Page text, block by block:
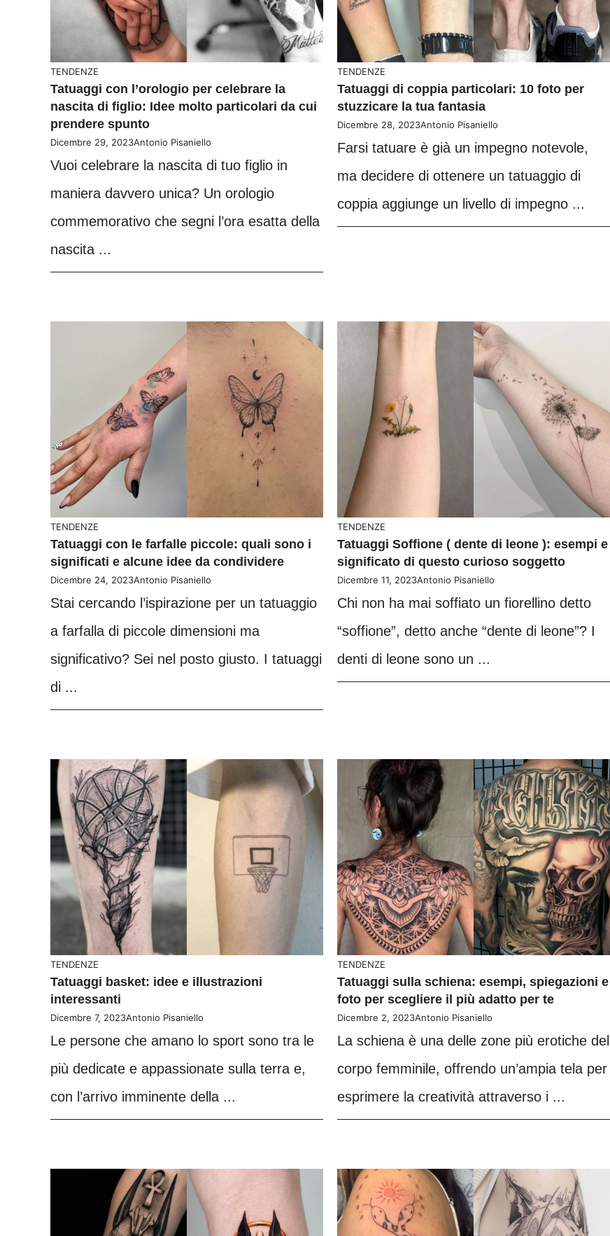
TENDENZE
Tatuaggi con l’orologio per celebrare la
nascita di figlio: Idee molto particolari da cui
prendere spunto
Dicembre 29, 2023Antonio Pisaniello
Vuoi celebrare la nascita di tuo figlio in
maniera davvero unica? Un orologio
commemorativo che segni l’ora esatta della
nascita ...
TENDENZE
Tatuaggi di coppia particolari: 10 foto per
stuzzicare la tua fantasia
Dicembre 28, 2023Antonio Pisaniello
Farsi tatuare è già un impegno notevole,
ma decidere di ottenere un tatuaggio di
coppia aggiunge un livello di impegno ...
TENDENZE
Tatuaggi con le farfalle piccole: quali sono i
significati e alcune idee da condividere
Dicembre 24, 2023Antonio Pisaniello
Stai cercando l’ispirazione per un tatuaggio
a farfalla di piccole dimensioni ma
significativo? Sei nel posto giusto. I tatuaggi
di ...
TENDENZE
Tatuaggi Soffione ( dente di leone ): esempi e
significato di questo curioso soggetto
Dicembre 11, 2023Antonio Pisaniello
Chi non ha mai soffiato un fiorellino detto
“soffione”, detto anche “dente di leone”? I
denti di leone sono un ...
TENDENZE
Tatuaggi basket: idee e illustrazioni
interessanti
Dicembre 7, 2023Antonio Pisaniello
Le persone che amano lo sport sono tra le
più dedicate e appassionate sulla terra e,
con l’arrivo imminente della ...
TENDENZE
Tatuaggi sulla schiena: esempi, spiegazioni e
foto per scegliere il più adatto per te
Dicembre 2, 2023Antonio Pisaniello
La schiena è una delle zone più erotiche del
corpo femminile, offrendo un’ampia tela per
esprimere la creatività attraverso i ...